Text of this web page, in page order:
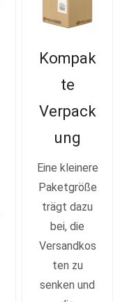
Kompak
te
Verpack
ung
Eine kleinere
Paketgröße
trägt dazu
bei, die
Versandkos
ten zu
senken und